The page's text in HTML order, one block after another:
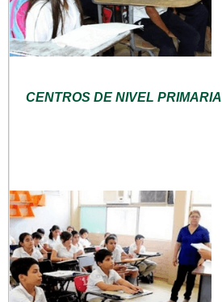
CENTROS DE NIVEL PRIMARIA